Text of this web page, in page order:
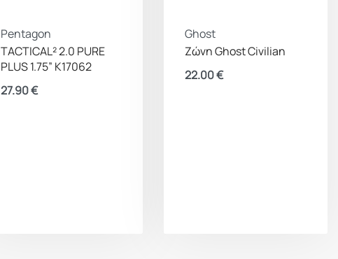
Pentagon
TACTICAL² 2.0 PURE
PLUS 1.75” K17062
27.90€
Ghost
Ζώνη Ghost Civilian
22.00€